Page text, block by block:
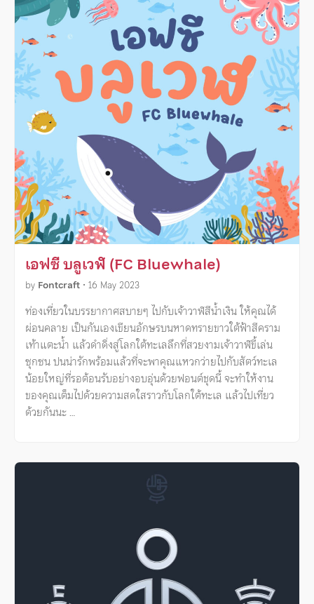
เอฟซี บลูเวฬ (FC Bluewhale)
by Fontcraft • 16 May 2023
ท่องเที่ยวในบรรยากาศสบายๆ ไปกับเจ้าวาฬสีน้ำเงิน ให้คุณได้
ผ่อนคลาย เป็นกันเองเขียนอักษรบนหาดทรายขาวใต้ฟ้าสีคราม
เท้าแตะน้ำ แล้วดำดิ่งสู่โลกใต้ทะเลลึกที่สวยงามเจ้าวาฬขี้เล่น
ซุกซน ปนน่ารักพร้อมแล้วที่จะพาคุณแหวกว่ายไปกับสัตว์ทะเล
น้อยใหญ่ที่รอต้อนรับอย่างอบอุ่นด้วยฟอนต์ชุดนี้ จะทำให้งาน
ของคุณเต็มไปด้วยความสดใสราวกับโลกใต้ทะเล แล้วไปเที่ยว
ด้วยกันนะ …